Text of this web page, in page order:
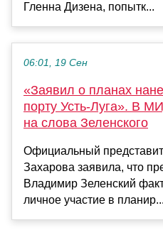
Гленна Дизена, попытк...
06:01, 19 Сен
«Заявил о планах
порту Усть-Луга». В
на слова Зеленского
Официальный
Захарова заявила, что
Владимир Зеленский
личное участие в планир...